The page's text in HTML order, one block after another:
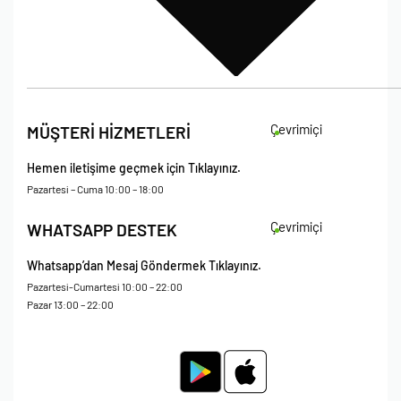
Çerez Politikası
Kişisel Verileri Koruma – Çerez ve Ticari İletişim Açık Rıza Metni
Mesafeli Satış Sözleşmesi
MÜŞTERİ HİZMETLERİ Çevrimiçi
Hemen iletişime geçmek için Tıklayınız.
Pazartesi – Cuma 10:00 – 18:00
WHATSAPP DESTEK Çevrimiçi
Whatsapp’dan Mesaj Göndermek Tıklayınız.
Pazartesi-Cumartesi 10:00 – 22:00
Pazar 13:00 – 22:00